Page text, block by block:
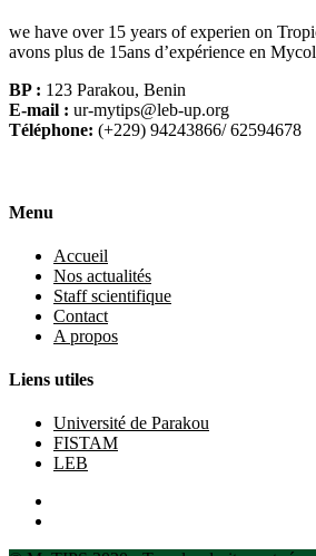
we have over 15 years of experien on
avons plus de 15ans d’expérience en
BP : 123 Parakou, Benin
E-mail : ur-mytips@leb-up.org
Téléphone: (+229) 94243866/ 62594678
Menu
Accueil
Nos actualités
Staff scientifique
Contact
A propos
Liens utiles
Université de Parakou
FISTAM
LEB